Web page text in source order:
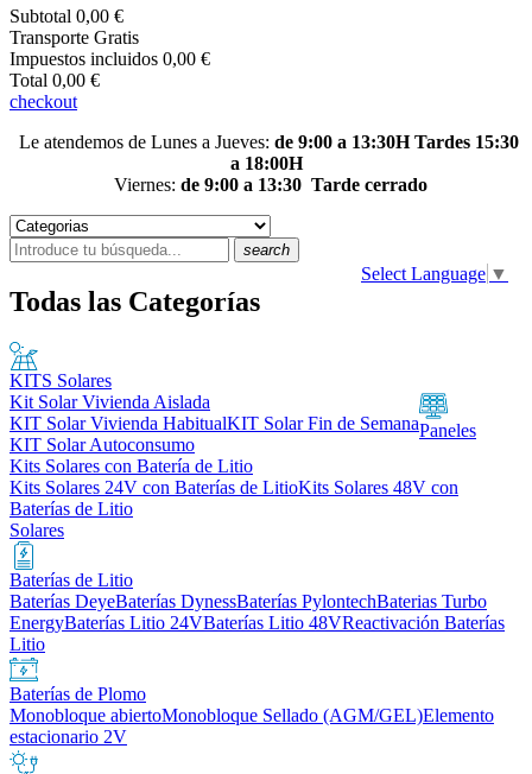
Subtotal 0,00 €
Transporte Gratis
Impuestos incluidos 0,00 €
Total 0,00 €
checkout
Le atendemos de Lunes a Jueves: de 9:00 a 13:30H Tardes 15:30
a 18:00H
Viernes: de 9:00 a 13:30 Tarde cerrado
search
Select Language ▼
Todas las Categorías
KITS Solares
Kit Solar Vivienda Aislada
KIT Solar Vivienda HabitualKIT Solar Fin de Semana
KIT Solar Autoconsumo
Kits Solares con Batería de Litio
Kits Solares 24V con Baterías de LitioKits Solares 48V con
Baterías de Litio
Paneles
Solares
Baterías de Litio
Baterías DeyeBaterías DynessBaterías PylontechBaterias Turbo
EnergyBaterías Litio 24VBaterías Litio 48VReactivación Baterías
Litio
Baterías de Plomo
Monobloque abiertoMonobloque Sellado (AGM/GEL)Elemento
estacionario 2V